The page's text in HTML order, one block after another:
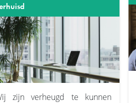
zijn verheugd te kunnen